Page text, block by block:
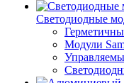
Светодиодные
Модули